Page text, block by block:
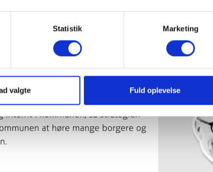
Statistik Marketing
valgte Fuld oplevelse
arbejde med og for naturen
internt i kommunen, så strategien
at høre mange borgere og
Vil du